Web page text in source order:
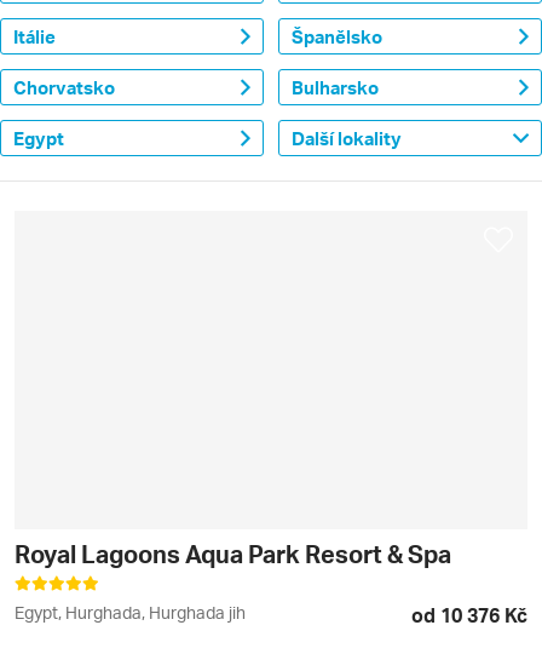
moře. Naprostá většina našich zájezdů zahrnujekompletní
servis : dopravu, ubytování i pojištění. V nabídce máme
zájezdy all inclusive i s polopenzí.
Itálie Španělsko
Chorvatsko Bulharsko
Egypt Další lokality
Royal Lagoons Aqua Park Resort & Spa
Egypt, Hurghada, Hurghada jih od 10 376 Kč